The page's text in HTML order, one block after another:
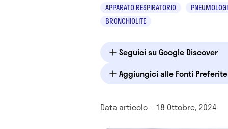
APPARATO RESPIRATORIO
BRONCHIOLITE
Seguici su Google Discover
Aggiungici alle Fonti
Data articolo – 18 Ottobre, 2024